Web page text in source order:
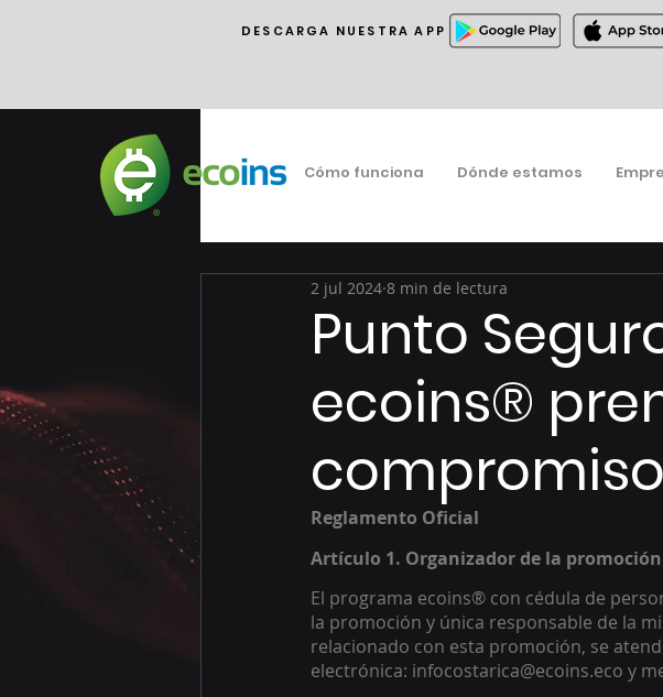
DESCARGA NUESTRA APP
Cómo funciona Dónde estamos
Punto
ecoins®
2 jul 2024 8 min de lectura
Reglamento Oficial
Artículo 1. Organizador de la promoción
El programa ecoins® con cédula de
la promoción y única responsable de la
relacionado con esta promoción, se
electrónica: infocostarica@ecoins.eco y